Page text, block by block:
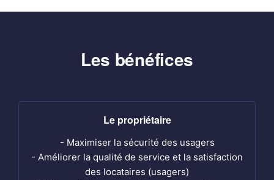
Les bénéfices
Le propriétaire
- Maximiser la sécurité des usagers
- Améliorer la qualité de service et la satisfaction
des locataires (usagers)